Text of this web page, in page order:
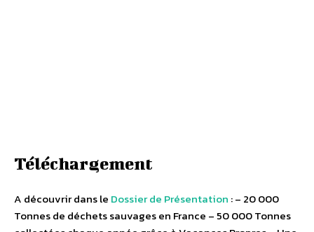
Téléchargement
A découvrir dans le Dossier de Présentation : – 20 000
Tonnes de déchets sauvages en France – 50 000 Tonnes